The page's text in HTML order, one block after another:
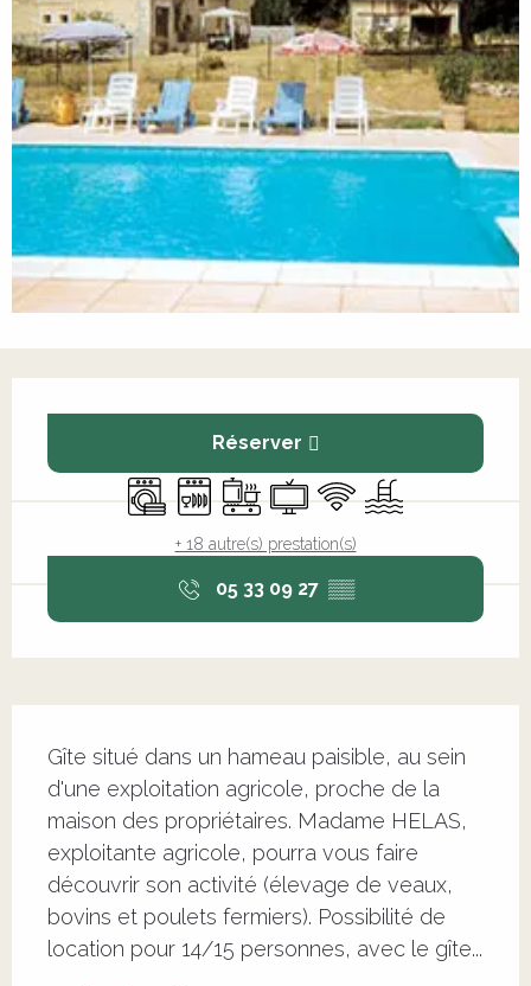
Réserver
Lave lingeLave vaisselle
Plaque de cuisson
Télévision
WiFi Piscine
+ 18 autre(s) prestation(s)
05 33 09 27 ▒▒
Gîte situé dans un hameau paisible, au sein
d'une exploitation agricole, proche de la
maison des propriétaires. Madame HELAS,
exploitante agricole, pourra vous faire
découvrir son activité (élevage de veaux,
bovins et poulets fermiers). Possibilité de
location pour 14/15 personnes, avec le gîte...